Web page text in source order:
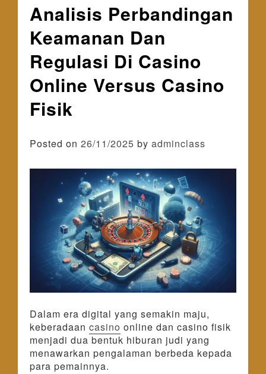
Analisis Perbandingan
Keamanan Dan
Regulasi Di Casino
Online Versus Casino
Fisik
Posted on 26/11/2025 by adminclass
Dalam era digital yang semakin maju,
keberadaan casino online dan casino fisik
menjadi dua bentuk hiburan judi yang
menawarkan pengalaman berbeda kepada
para pemainnya.